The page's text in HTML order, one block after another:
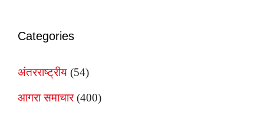
Categories
अंतरराष्ट्रीय (54)
आगरा समाचार(400)